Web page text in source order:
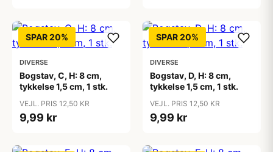
SPAR 20%
DIVERSE
Bogstav, C, H: 8 cm,
tykkelse 1,5 cm, 1 stk.
VEJL. PRIS 12,50 KR
9,99 kr
SPAR 20%
DIVERSE
Bogstav, D, H: 8 cm,
tykkelse 1,5 cm, 1 stk.
VEJL. PRIS 12,50 KR
9,99 kr